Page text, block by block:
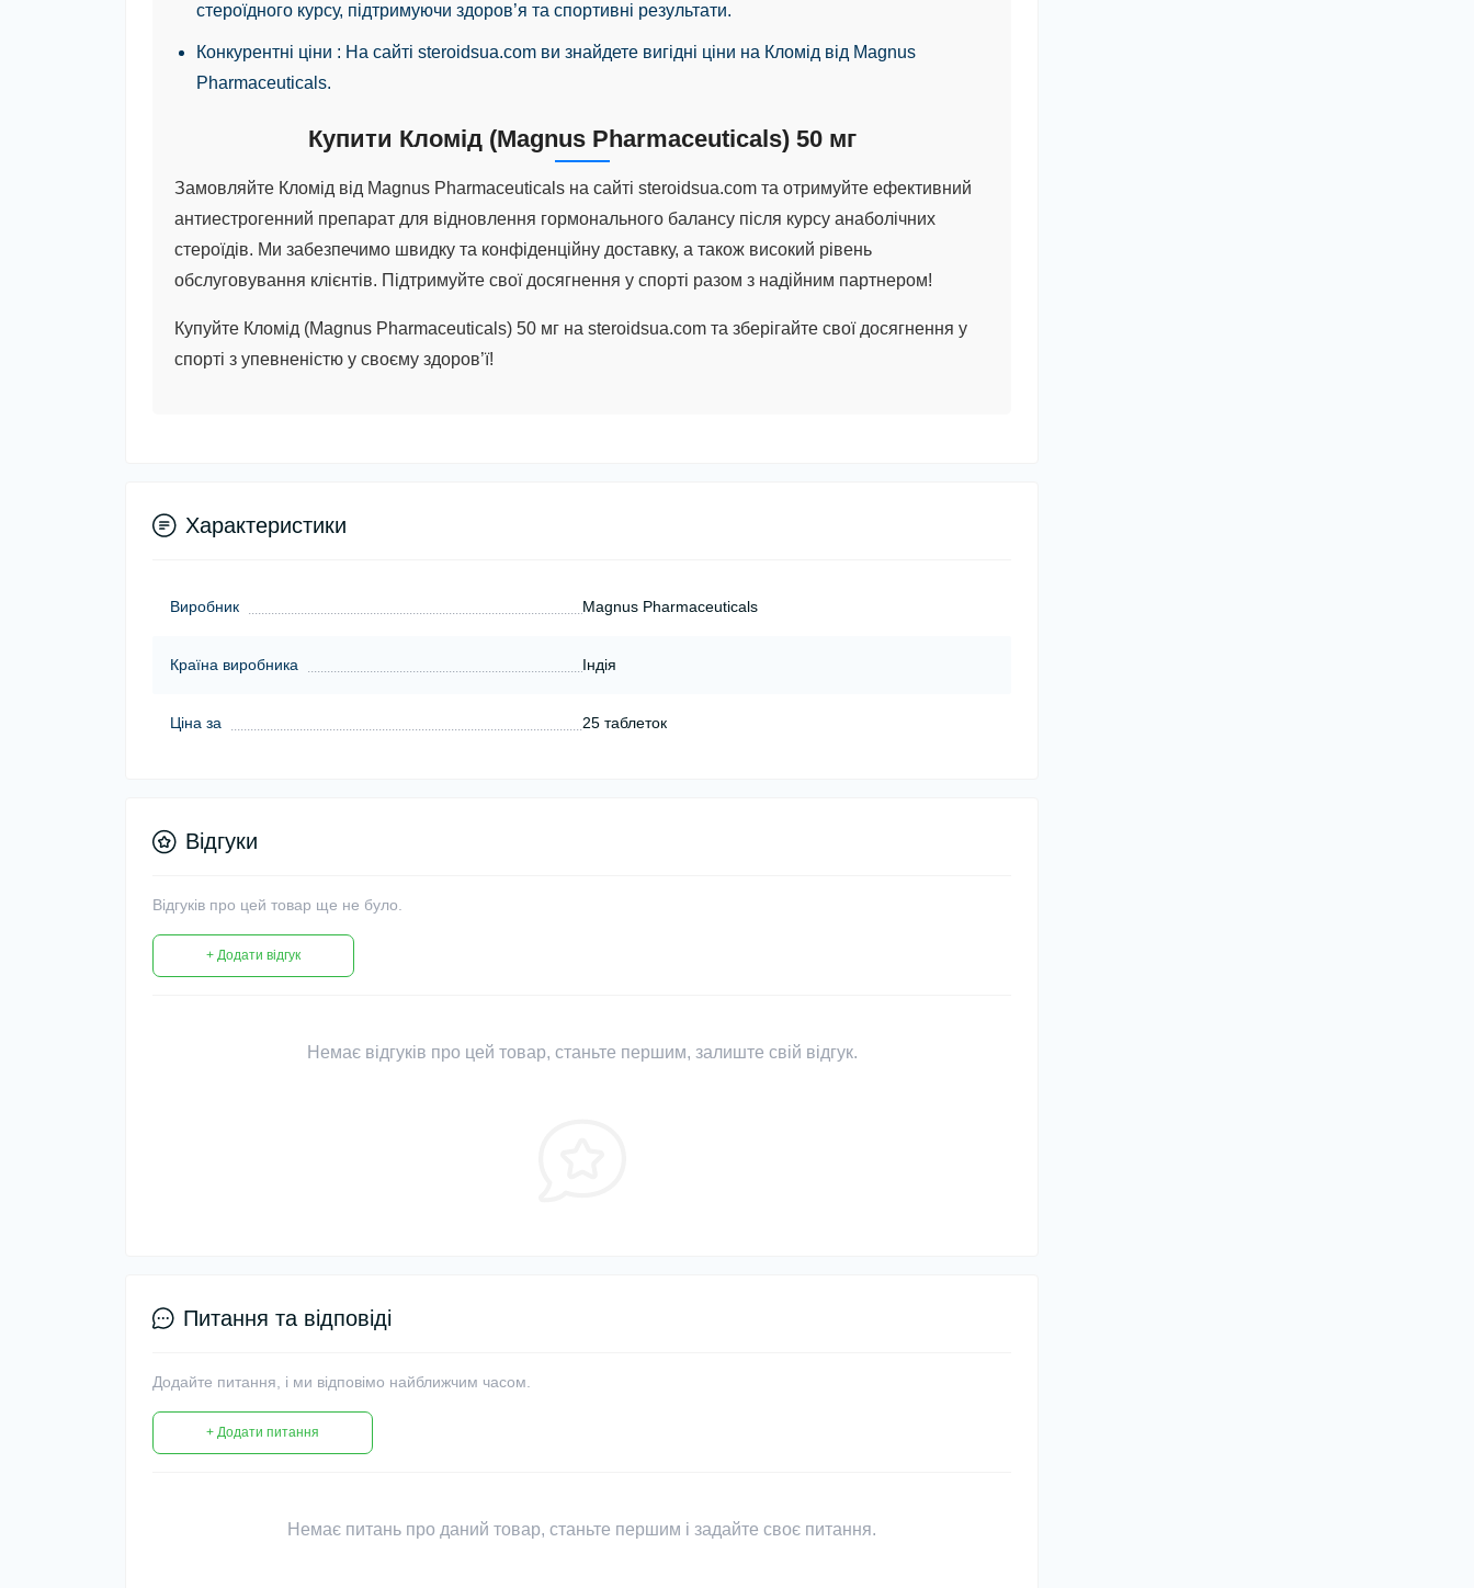
стероїдного курсу, підтримуючи здоров’я та спортивні результати.
Конкурентні ціни : На сайті steroidsua.com ви знайдете вигідні ціни на Кломід від Magnus
Pharmaceuticals.
Купити Кломід (Magnus Pharmaceuticals) 50 мг
Замовляйте Кломід від Magnus Pharmaceuticals на сайті steroidsua.com та отримуйте ефективний
антиестрогенний препарат для відновлення гормонального балансу після курсу анаболічних
стероїдів. Ми забезпечимо швидку та конфіденційну доставку, а також високий рівень
обслуговування клієнтів. Підтримуйте свої досягнення у спорті разом з надійним партнером!
Купуйте Кломід (Magnus Pharmaceuticals) 50 мг на steroidsua.com та зберігайте свої досягнення у
спорті з упевненістю у своєму здоров’ї!
Характеристики
Виробник Magnus Pharmaceuticals
Країна виробника Індія
Ціна за 25 таблеток
Відгуки
Відгуків про цей товар ще не було.
+ Додати відгук
Немає відгуків про цей товар, станьте першим, залиште свій відгук.
Питання та відповіді
Додайте питання, і ми відповімо найближчим часом.
+ Додати питання
Немає питань про даний товар, станьте першим і задайте своє питання.